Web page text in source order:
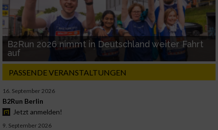
B2Run 2026 nimmt in Deutschland weiter Fahrt
auf
PASSENDE VERANSTALTUNGEN
16. September 2026
B2Run Berlin
Jetzt anmelden!
9. September 2026